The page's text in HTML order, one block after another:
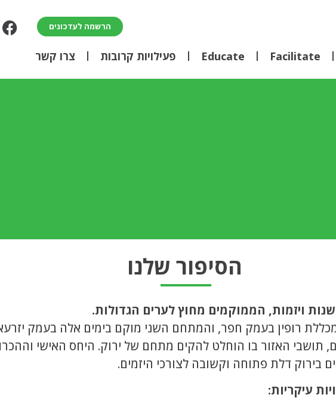
הרשמה לעדכונים
Facilitate
Educate פעילויות קרובות צרו קשר
הסיפור שלנו
ויזמות, הממוקמים מחוץ לערים הגדולות.
תושבי האזור בו הוחלט להקים מתחם של ירוק. היחס האישי
בירוק דלת פתוחה וקשובה לצורכי היזמים.